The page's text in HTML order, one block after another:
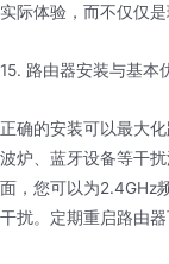
实际体验，而不仅仅是
15. 路由器安装与基本
正确的安装可以最大
波炉、蓝牙设备等干
面，您可以为2.4GHz
干扰。定期重启路由